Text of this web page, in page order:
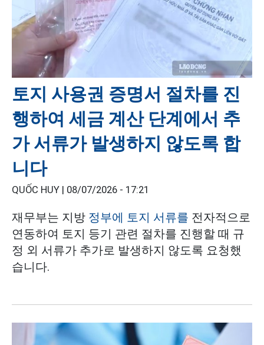
토지 사용권 증명서 절차를 진
행하여 세금 계산 단계에서 추
가 서류가 발생하지 않도록 합
니다
QUỐC HUY | 08/07/2026 - 17:21
재무부는 지방 정부에 토지 서류를 전자적으로
연동하여 토지 등기 관련 절차를 진행할 때 규
정 외 서류가 추가로 발생하지 않도록 요청했
습니다.